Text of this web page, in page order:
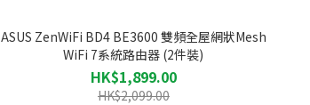
ASUS ZenWiFi BD4 BE3600 雙頻全屋網狀Mesh
WiFi 7系統路由器 (2件裝)
HK$1,899.00
HK$2,099.00